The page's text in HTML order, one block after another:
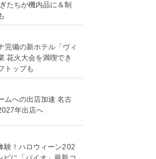
たちが機内品に＆制
完備の新ホテル「ヴィ
花火大会を満喫でき
トップも
ムへの出店加速 名古
年出店へ
験！ハロウィーン202